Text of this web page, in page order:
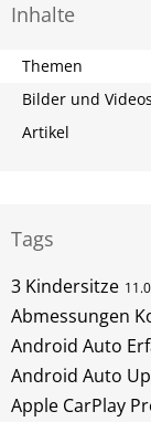
Inhalte
Themen
Bilder und Videos
Artikel
Tags
3 Kindersitze
Abmessungen
Android Auto
Android Auto
Apple CarPlay